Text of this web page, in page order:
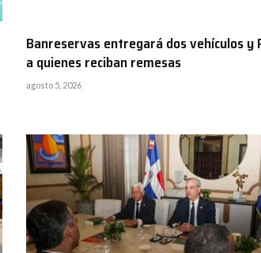
Banreservas entregará dos vehículos y
a quienes reciban remesas
agosto 5, 2026